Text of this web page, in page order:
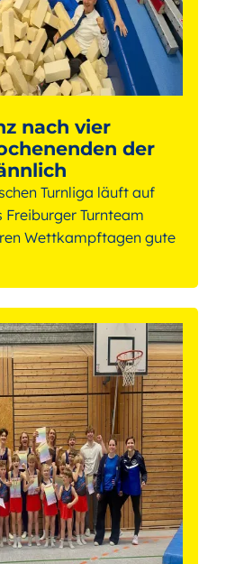
nach vier
der
Turnliga läuft auf
Turnteam
Wettkampftagen gute